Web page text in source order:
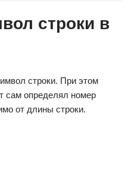
строки в
строки. При этом
сам определял номер
от длины строки.